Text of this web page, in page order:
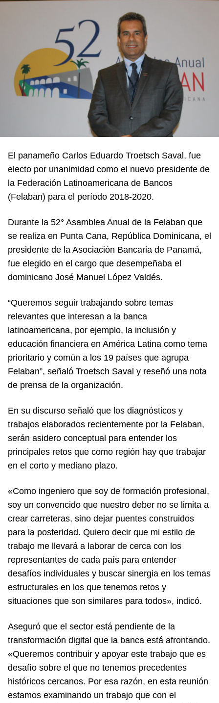
El panameño Carlos Eduardo Troetsch Saval, fue
electo por unanimidad como el nuevo presidente de
la Federación Latinoamericana de Bancos
(Felaban) para el período 2018-2020.
Durante la 52° Asamblea Anual de la Felaban que
se realiza en Punta Cana, República Dominicana, el
presidente de la Asociación Bancaria de Panamá,
fue elegido en el cargo que desempeñaba el
dominicano José Manuel López Valdés.
“Queremos seguir trabajando sobre temas
relevantes que interesan a la banca
latinoamericana, por ejemplo, la inclusión y
educación financiera en América Latina como tema
prioritario y común a los 19 países que agrupa
Felaban”, señaló Troetsch Saval y reseñó una nota
de prensa de la organización.
En su discurso señaló que los diagnósticos y
trabajos elaborados recientemente por la Felaban,
serán asidero conceptual para entender los
principales retos que como región hay que trabajar
en el corto y mediano plazo.
«Como ingeniero que soy de formación profesional,
soy un convencido que nuestro deber no se limita a
crear carreteras, sino dejar puentes construidos
para la posteridad. Quiero decir que mi estilo de
trabajo me llevará a laborar de cerca con los
representantes de cada país para entender
desafíos individuales y buscar sinergia en los temas
estructurales en los que tenemos retos y
situaciones que son similares para todos», indicó.
Aseguró que el sector está pendiente de la
transformación digital que la banca está afrontando.
«Queremos contribuir y apoyar este trabajo que es
desafío sobre el que no tenemos precedentes
históricos cercanos. Por esa razón, en esta reunión
estamos examinando un trabajo que con el